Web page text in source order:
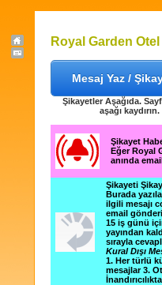
Royal Garden
Mesaj Yaz /
Şikayetler Aşağıda.
aşağı kaydırın.
Şikayet
Eğer Royal
anında
Şikayeti
Burada
ilgili mesajı
email
15 iş günü
yayından
sırayla
Kural Dışı
1. Her türlü
mesajlar 3.